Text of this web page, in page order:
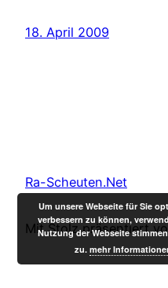
18. April 2009
Ra-Scheuten.Net
Mit Stolz präsentiert
Um unsere Webseite für Sie
verbessern zu können,
Nutzung der Webseite
zu.mehr